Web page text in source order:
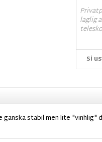
laglig
Si
ganska stabil men lite "vinhlig"